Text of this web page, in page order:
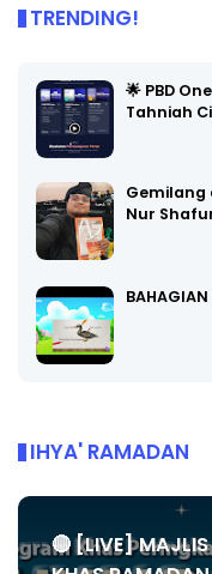
TRENDING!
🌟 PBD
Tahniah
Gemilang
Nur
BAHAGIAN
IHYA' RAMADAN
🔴 [LIVE] MAJLIS